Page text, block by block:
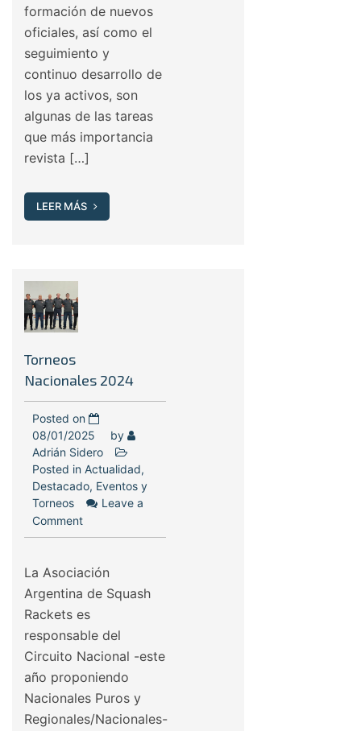
formación de nuevos
oficiales, así como el
seguimiento y
continuo desarrollo de
los ya activos, son
algunas de las tareas
que más importancia
revista […]
LEER MÁS
Torneos
Nacionales 2024
Posted on
08/01/2025
by
Adrián Sidero
Posted in Actualidad,
Destacado, Eventos y
Torneos
Leave a
Comment
La Asociación
Argentina de Squash
Rackets es
responsable del
Circuito Nacional -este
año proponiendo
Nacionales Puros y
Regionales/Nacionales-